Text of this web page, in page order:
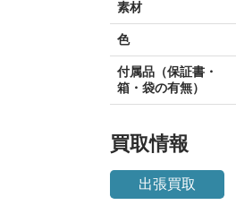
素材
色
付属品（保証書・
箱・袋の有無）
買取情報
出張買取